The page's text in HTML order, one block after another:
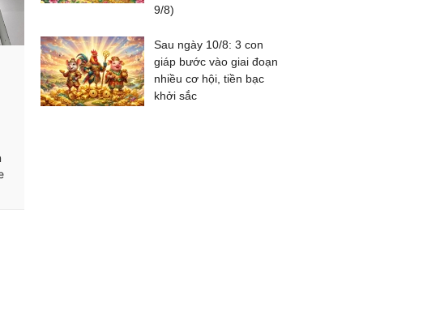
9/8)
Sau ngày 10/8: 3 con
giáp bước vào giai đoạn
nhiều cơ hội, tiền bạc
khởi sắc